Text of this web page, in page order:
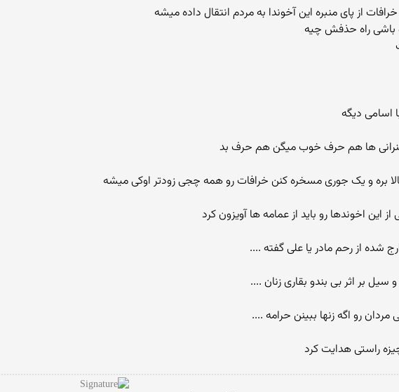
راه حذفش چیه
اسامی دیگه
ها هم حرف خوب میگن هم حرف بد
بره و یک جوری مسخره کنن خرافات رو همه چجی زودتر اوکی میشه
این اخوندها رو باید از عمامه ها آویزون کرد
شده از رحم مادر یا علی گفته ....
سیل بر اثر بی بندو بقاری زنان ....
رو اگه زنها ببینن حرامه ....
چیزه راستی هدایت کرد